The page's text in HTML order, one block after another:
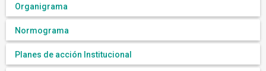
Organigrama
Normograma
Planes de acción Institucional